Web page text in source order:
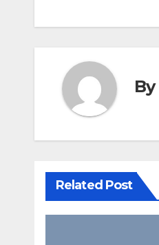
ビ
ゲ
ー
シ
ョ
ン
By
Related Post